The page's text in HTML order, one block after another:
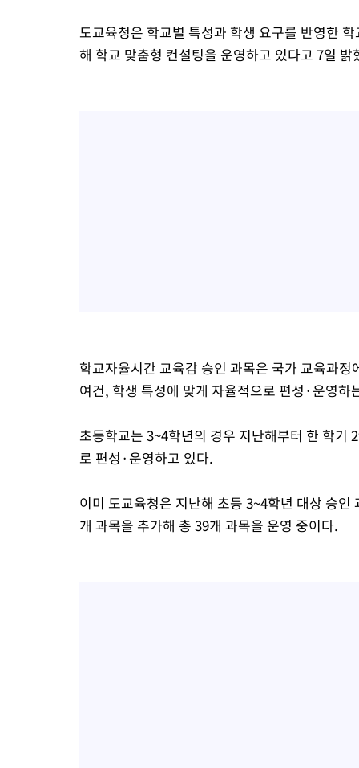
도교육청은 학교별 특성과 학생 요구를 반영한
해 학교 맞춤형 컨설팅을 운영하고 있다고 7일 밝
학교자율시간 교육감 승인 과목은 국가 교육과
여건, 학생 특성에 맞게 자율적으로 편성·운영하
초등학교는 3~4학년의 경우 지난해부터 한 학기
로 편성·운영하고 있다.
이미 도교육청은 지난해 초등 3~4학년 대상 승
개 과목을 추가해 총 39개 과목을 운영 중이다.